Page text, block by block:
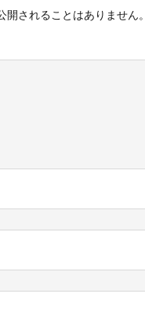
開されることはありません。